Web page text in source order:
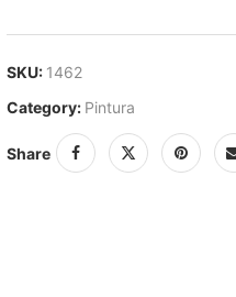
SKU: 1462
Category: Pintura
Share